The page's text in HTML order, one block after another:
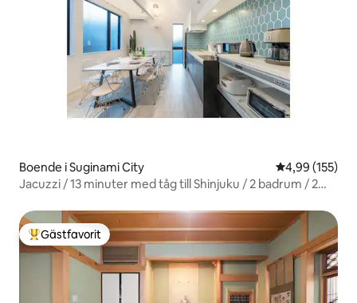
Boende i Suginami City 4,99 av 5 i
4,99 (155)
Jacuzzi / 13 minuter med tåg till Shinjuku / 2 badrum / 2
närmaste station / 145 kvm
Populär gästfavorit
Gästfavorit